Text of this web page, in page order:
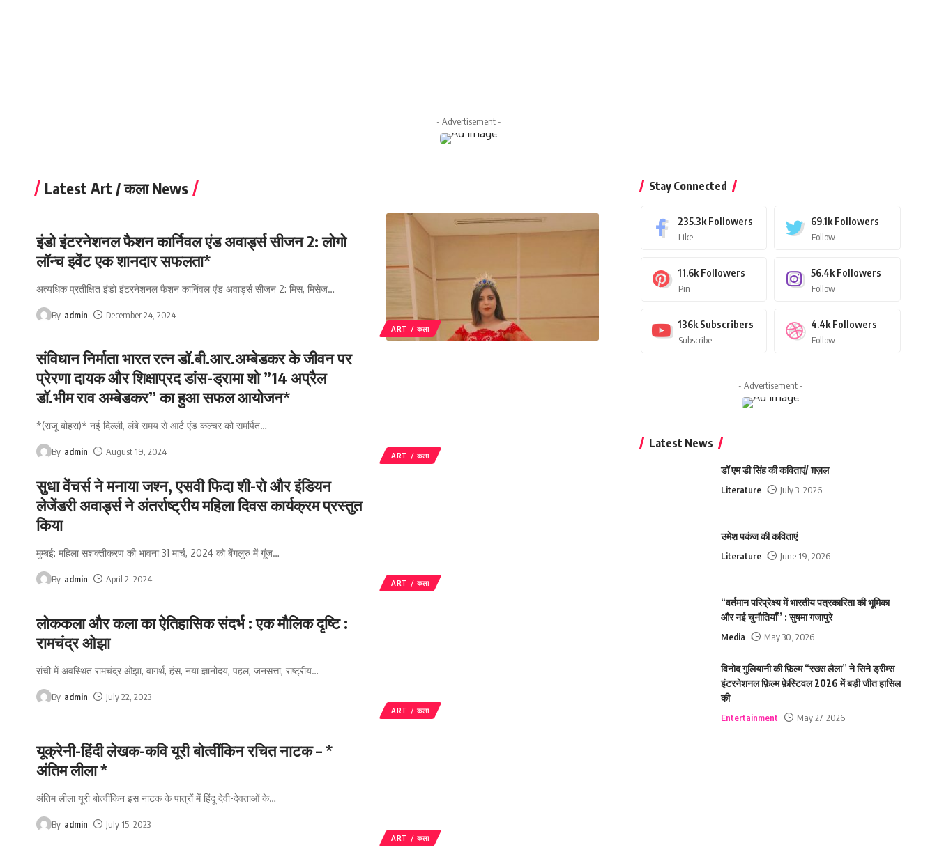
- Advertisement -
Latest Art / कला News
ART / कला
इंडो इंटरनेशनल फैशन कार्निवल एंड अवार्ड्स सीजन 2: लोगो
लॉन्च इवेंट एक शानदार सफलता*
अत्यधिक प्रतीक्षित इंडो इंटरनेशनल फैशन कार्निवल एंड अवार्ड्स सीजन 2: मिस, मिसेज…
By admin December 24, 2024
ART / कला
संविधान निर्माता भारत रत्न डॉ.बी.आर.अम्बेडकर के जीवन पर
प्रेरणा दायक और शिक्षाप्रद डांस-ड्रामा शो ”14 अप्रैल
डॉ.भीम राव अम्बेडकर” का हुआ सफल आयोजन*
*(राजू बोहरा)* नई दिल्ली, लंबे समय से आर्ट एंड कल्चर को समर्पित…
By admin August 19, 2024
ART / कला
सुधा वेंचर्स ने मनाया जश्न, एसवी फिदा शी-रो और इंडियन
लेजेंडरी अवार्ड्स ने अंतर्राष्ट्रीय महिला दिवस कार्यक्रम प्रस्तुत
किया
मुम्बई: महिला सशक्तीकरण की भावना 31 मार्च, 2024 को बेंगलुरु में गूंज…
By admin April 2, 2024
ART / कला
लोककला और कला का ऐतिहासिक संदर्भ : एक मौलिक दृष्टि :
रामचंद्र ओझा
रांची में अवस्थित रामचंद्र ओझा, वागर्थ, हंस, नया ज्ञानोदय, पहल, जनसत्ता, राष्ट्रीय…
By admin July 22, 2023
ART / कला
यूक्रेनी-हिंदी लेखक-कवि यूरी बोत्वींकिन रचित नाटक – *
अंतिम लीला *
अंतिम लीला यूरी बोत्वींकिन इस नाटक के पात्रों में हिंदू देवी-देवताओं के…
By admin July 15, 2023
Stay Connected
235.3k Followers
Like
69.1k Followers
Follow
11.6k Followers
Pin
56.4k Followers
Follow
136k Subscribers
Subscribe
4.4k Followers
Follow
- Advertisement -
Latest News
डॉ एम डी सिंह की कविताएं/ ग़ज़ल
Literature July 3, 2026
उमेश पकंज की कविताएं
Literature June 19, 2026
“वर्तमान परिप्रेक्ष्य में भारतीय पत्रकारिता की भूमिका
और नई चुनौतियाँ” : सुषमा गजापुरे
Media May 30, 2026
विनोद गुलियानी की फ़िल्म “रख्स लैला” ने सिने ड्रीम्स
इंटरनेशनल फ़िल्म फ़ेस्टिवल 2026 में बड़ी जीत हासिल
की
Entertainment May 27, 2026